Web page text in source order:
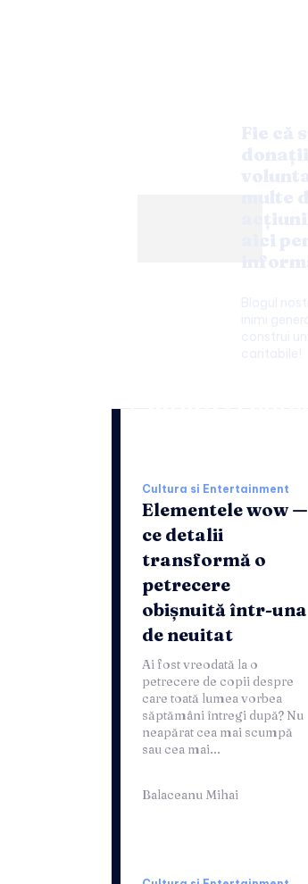
Cultura si Entertainment
Elementele wow —
ce detalii
transformă o
petrecere
obișnuită într-una
de neuitat
Ai fost vreodată la o
petrecere de copii despre
care toată lumea vorbea
săptămâni întregi după? Nu
neapărat cea mai scumpă
sau cea mai...
Balaceanu Mihai